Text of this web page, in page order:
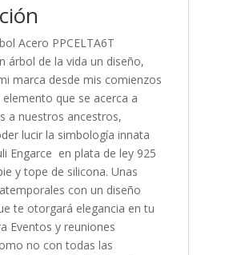
Acero PPCELTA6T
árbol de la vida un diseño,
marca desde mis comienzos
elemento que se acerca a
a nuestros ancestros,
lucir la simbología innata
Engarce en plata de ley 925
y tope de silicona. Unas
con un diseño
te otorgará elegancia en tu
Eventos y reuniones
no con todas las